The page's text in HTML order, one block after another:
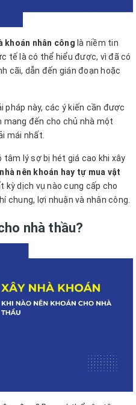
khoán nhân công là niềm tin
tế là có thể hiểu được, vì đã có
cãi, dẫn đến gián đoạn hoặc
pháp này, các ý kiến ​​cần được
đến cho chủ nhà một
mái nhất.
tâm lý sợ bị hét giá cao khi xây
nên khoán hay tự mua vật
kỳ dịch vụ nào cung cấp cho
chung, lợi nhuận và nhân công.
nhà thầu?